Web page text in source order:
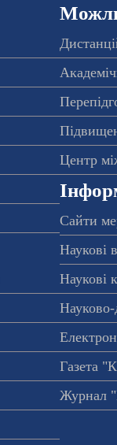
Центр
Сайти
Наукові
Наукові
Науково-
Газета
Журнал